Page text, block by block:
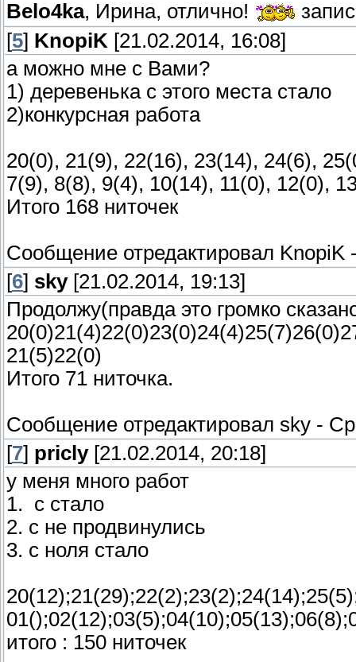
Belo4ka, Ирина, отлично!
[5] KnopiK [21.02.2014, 16:08]
а можно мне с Вами?
1) деревенька с этого местастало
2)конкурсная работа
20(0), 21(9), 22(16), 23(14), 24(6),
7(9), 8(8), 9(4), 10(14), 11(0), 12(0),
Итого 168 ниточек
Сообщение отредактировал KnopiK
[6] sky[21.02.2014, 19:13]
Продолжу(правда это громко
21(5)22(0)
Итого 71 ниточка.
Сообщение отредактировал sky -
[7] pricly[21.02.2014, 20:18]
у меня много работ
1.
с стало
2. с не продвинулись
3. с ноля стало
итого : 150 ниточек